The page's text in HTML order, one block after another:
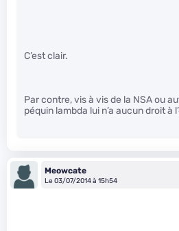
C’est clair.
Par contre, vis à vis de la NSA ou
péquin lambda lui n’a aucun droit à
Meowcate
Le 03/07/2014 à 15h54